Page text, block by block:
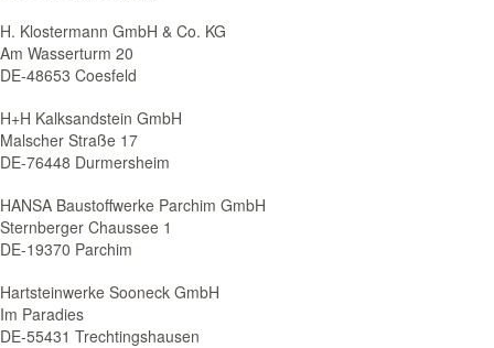
H. Klostermann GmbH & Co. KG
Am Wasserturm 20
DE-48653 Coesfeld
H+H Kalksandstein GmbH
Malscher Straße 17
DE-76448 Durmersheim
HANSA Baustoffwerke Parchim GmbH
Sternberger Chaussee 1
DE-19370 Parchim
Hartsteinwerke Sooneck GmbH
Im Paradies
DE-55431 Trechtingshausen